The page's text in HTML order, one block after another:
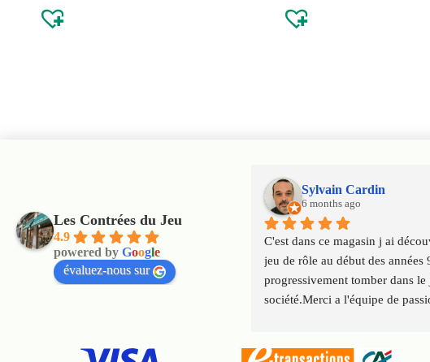
Les Contrées du Jeu
4.9
powered by Google
évaluez-nous sur
Sylvain Cardin
6 months ago
C'est dans ce magasin j ai
jeu de rôle au début des années
progressivement tomber dans le
société.Merci a l'équipe de